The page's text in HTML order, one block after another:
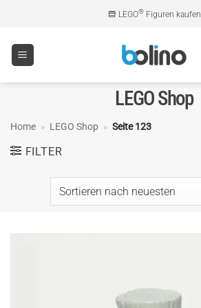
springen
LEGO®Figuren kaufen
LEGO Shop
Home » LEGO Shop » Seite 123
FILTER